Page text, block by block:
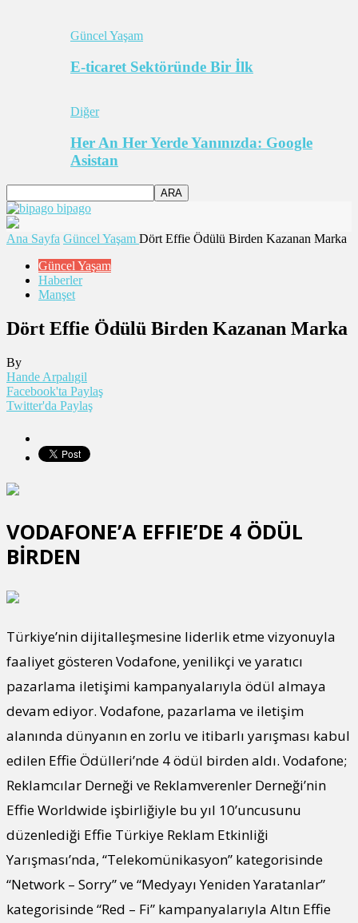
Güncel Yaşam
E-ticaret Sektöründe Bir İlk
Diğer
Her An Her Yerde Yanınızda: Google
Asistan
bipago
Ana Sayfa Güncel Yaşam Dört Effie Ödülü Birden Kazanan Marka
Güncel Yaşam
Haberler
Manşet
Dört Effie Ödülü Birden Kazanan Marka
By
Hande Arpalıgil
Facebook'ta Paylaş
Twitter'da Paylaş
VODAFONE’A EFFIE’DE 4 ÖDÜL
BİRDEN
Türkiye’nin dijitalleşmesine liderlik etme vizyonuyla
faaliyet gösteren Vodafone, yenilikçi ve yaratıcı
pazarlama iletişimi kampanyalarıyla ödül almaya
devam ediyor. Vodafone, pazarlama ve iletişim
alanında dünyanın en zorlu ve itibarlı yarışması kabul
edilen Effie Ödülleri’nde 4 ödül birden aldı. Vodafone;
Reklamcılar Derneği ve Reklamverenler Derneği’nin
Effie Worldwide işbirliğiyle bu yıl 10’uncusunu
düzenlediği Effie Türkiye Reklam Etkinliği
Yarışması’nda, “Telekomünikasyon” kategorisinde
“Network – Sorry” ve “Medyayı Yeniden Yaratanlar”
kategorisinde “Red – Fi” kampanyalarıyla Altın Effie